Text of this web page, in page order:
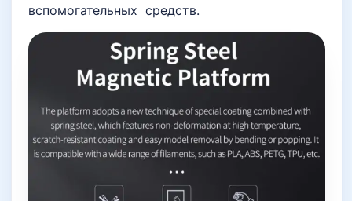
вспомогательных средств.